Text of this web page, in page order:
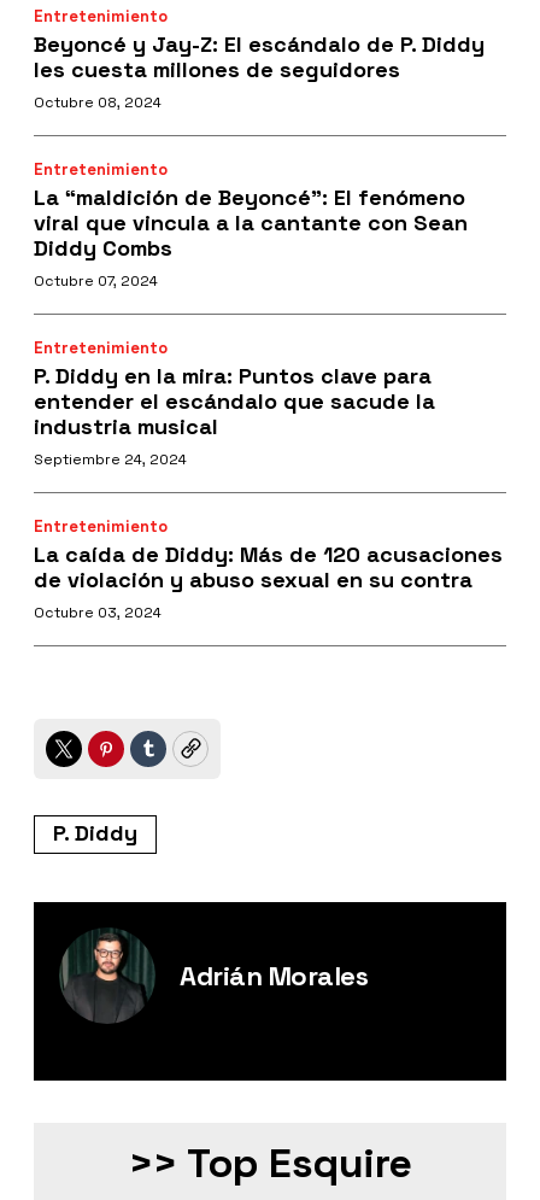
Entretenimiento
Beyoncé y Jay-Z: El escándalo de P. Diddy
les cuesta millones de seguidores
Octubre 08, 2024
Entretenimiento
La “maldición de Beyoncé": El fenómeno
viral que vincula a la cantante con Sean
Diddy Combs
Octubre 07, 2024
Entretenimiento
P. Diddy en la mira: Puntos clave para
entender el escándalo que sacude la
industria musical
Septiembre 24, 2024
Entretenimiento
La caída de Diddy: Más de 120 acusaciones
de violación y abuso sexual en su contra
Octubre 03, 2024
TwitterPinterest
TumblrCopy
P. Diddy
Adrián Morales
>> Top Esquire